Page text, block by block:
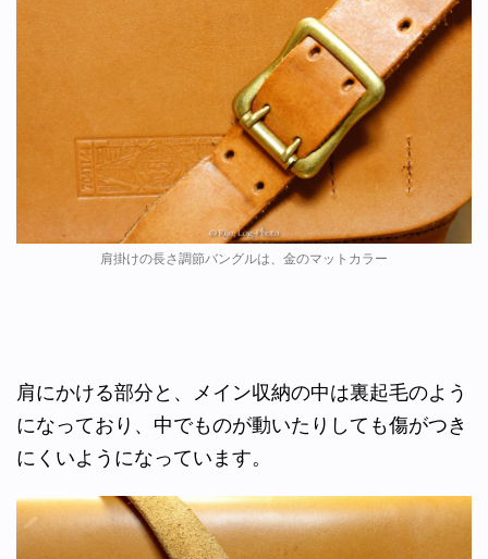
肩掛けの長さ調節バングルは、金のマットカラー
肩にかける部分と、メイン収納の中は裏起毛のよう
になっており、中でものが動いたりしても傷がつき
にくいようになっています。